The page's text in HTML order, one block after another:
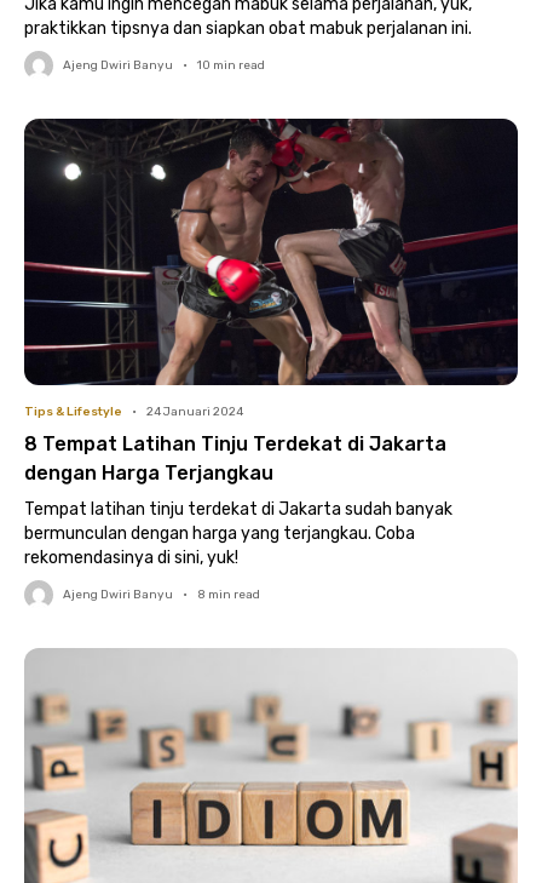
Jika kamu ingin mencegah mabuk selama perjalanan, yuk,
praktikkan tipsnya dan siapkan obat mabuk perjalanan ini.
Ajeng Dwiri Banyu • 10 min read
Tips & Lifestyle • 24 Januari 2024
8 Tempat Latihan Tinju Terdekat di Jakarta
dengan Harga Terjangkau
Tempat latihan tinju terdekat di Jakarta sudah banyak
bermunculan dengan harga yang terjangkau. Coba
rekomendasinya di sini, yuk!
Ajeng Dwiri Banyu • 8 min read